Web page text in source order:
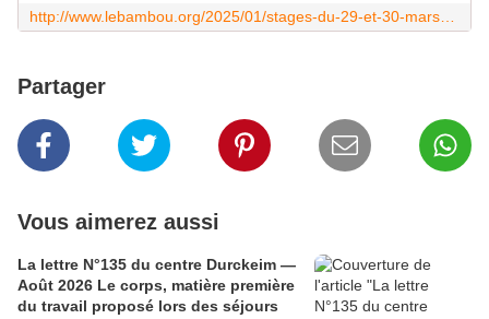
Partager
Vous aimerez aussi
La lettre N°135 du centre Durckeim —
Août 2026 Le corps, matière première
du travail proposé lors des séjours